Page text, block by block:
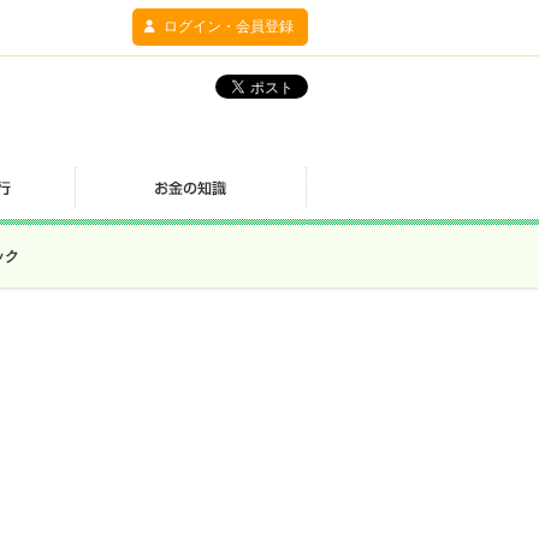
ログイン・会員登録
ク